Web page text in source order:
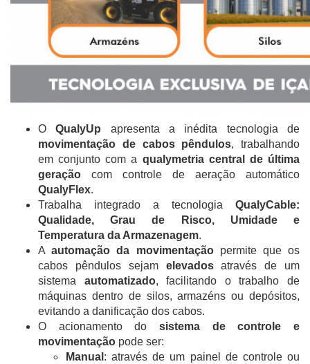
OQualyUp apresenta a inédita tecnologia de
movimentação de cabos pêndulos, trabalhando
em conjunto com a qualymetria central de última
geração com controle de aeração automático
QualyFlex.
Trabalha integrado a tecnologia QualyCable:
Qualidade, Grau de Risco, Umidade e
Temperatura da Armazenagem.
Aautomação da movimentaçãopermite que os
cabos pêndulos sejam elevadosatravés de um
sistema automatizado, facilitando o trabalho de
máquinas dentro de silos, armazéns ou depósitos,
evitando a danificação dos cabos.
O acionamento do sistema de controle e
movimentação pode ser:
Manual : através de um painel de controle ou